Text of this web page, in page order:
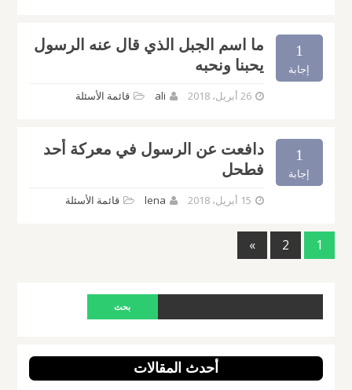
1
إجابة
ما اسم الجبل الذي قال عنه الرسول
يحبنا ونحبه
26 أبريل، 2018 ali قائمة الأسئلة
1
إجابة
دافعت عن الرسول في معركة أحد
فطحل
15 أبريل، 2018 lena قائمة الأسئلة
1
2
»
أحدث المقالات